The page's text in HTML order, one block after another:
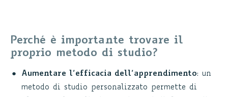
Perché è importante trovare il
proprio metodo di studio?
Aumentare l’efficacia dell’apprendimento: un
metodo di studio personalizzato permette di